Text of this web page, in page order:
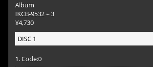
Album
IKCB-9532～3
¥4,730
DISC 1
1. Code:0